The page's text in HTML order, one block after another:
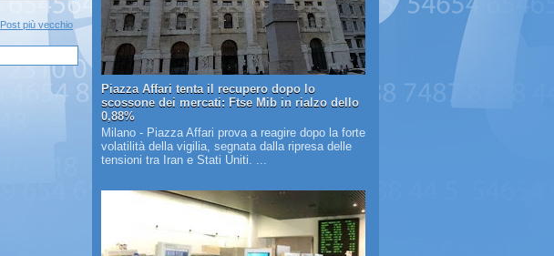
Post più vecchio
Piazza Affari tenta il recupero dopo lo
scossone dei mercati: Ftse Mib in rialzo dello
0,88%
Milano - Piazza Affari prova a reagire dopo la forte
volatilità della vigilia, segnata dalla ripresa delle
tensioni tra Iran e Stati Uniti. ...